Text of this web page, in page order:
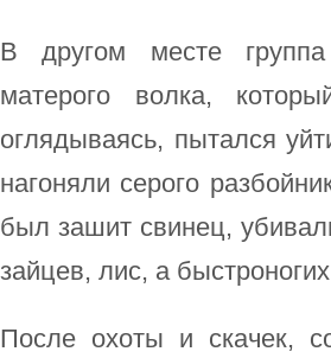
В другом месте группа
матерого волка,
оглядываясь, пытался
нагоняли серого
был зашит свинец,
зайцев, лис, а
После охоты и скачек,